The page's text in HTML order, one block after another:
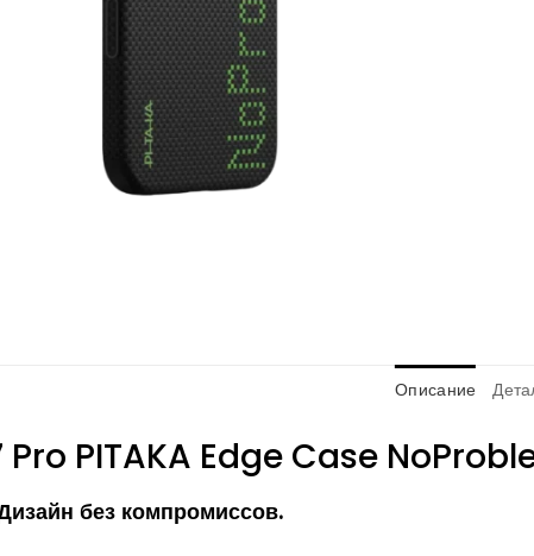
Описание
Pro PITAKA Edge Case
без компромиссов.